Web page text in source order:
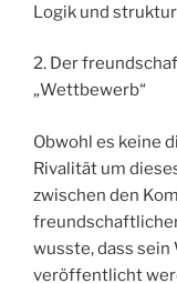
Logik und
2. Der
„Wettbewerb“
Obwohl es keine
Rivalität um
zwischen den
wusste, dass sein
veröffentlicht